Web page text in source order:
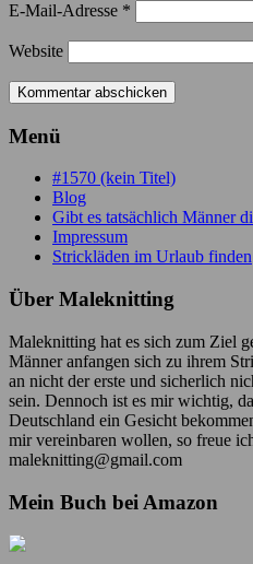
E-Mail-Adresse *
Website
Menü
#1570 (kein Titel)
Blog
Gibt es tatsächlich Männer
Impressum
Strickläden im Urlaub finden
Über Maleknitting
Maleknitting hat es sich zum Ziel
Männer anfangen sich zu ihrem
an nicht der erste und sicherlich
sein. Dennoch ist es mir wichtig,
Deutschland ein Gesicht
mir vereinbaren wollen, so freue
maleknitting@gmail.com
Mein Buch bei Amazon